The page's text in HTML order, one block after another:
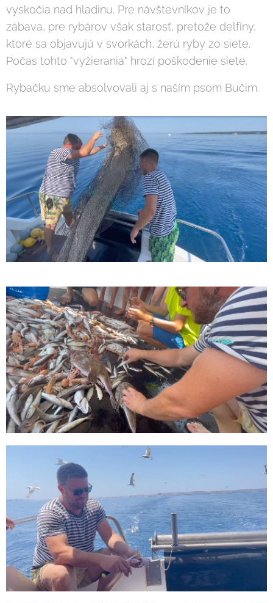
vyskočia nad hladinu. Pre návštevníkov je to
zábava, pre rybárov však starosť, pretože delfíny,
ktoré sa objavujú v svorkách, žerú ryby zo siete.
Počas tohto "vyžierania" hrozí poškodenie siete.
Rybačku sme absolvovali aj s naším psom Bučim.